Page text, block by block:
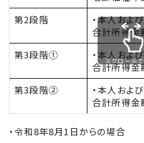
第2段階
・本人およ
合計所得金
第3段階①
・本人およ
合計所得金
第3段階②
・本人およ
合計所得金
スクロールで
・令和8年8月1日からの場合